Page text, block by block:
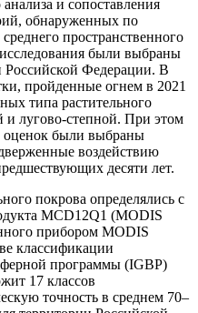
и сопоставления
обнаруженных по
пространственного
были выбраны
Российской Федерации. В
пройденные огнем в 2021
типа растительного
и лугово-степной. При этом
оценок были выбраны
воздействию
десяти лет.
покрова определялись с
MCD12Q1 (MODIS
прибором MODIS
классификации
программы (IGBP)
17 классов
точность в среднем 70–